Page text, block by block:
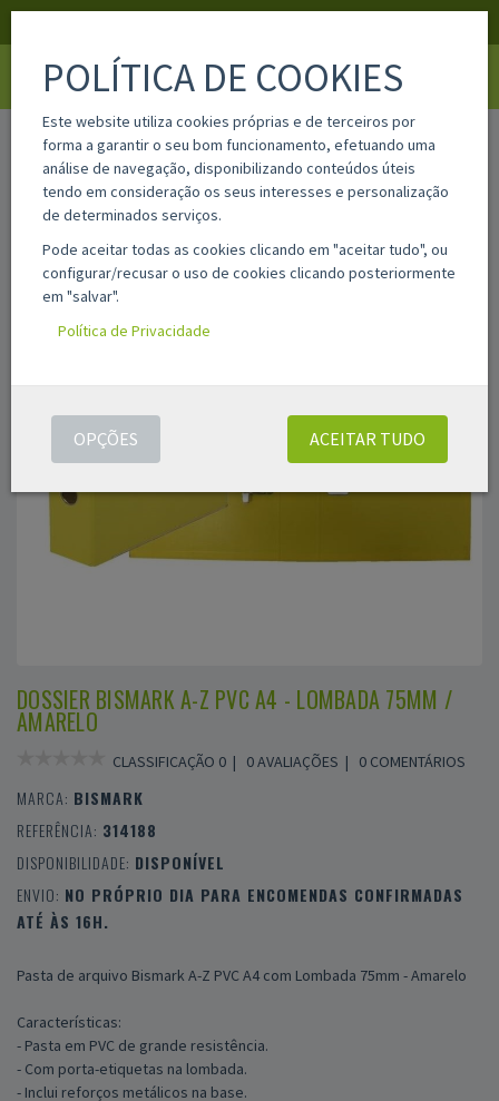
home 314188
DOSSIER BISMARK A-Z PVC A4 - LOMBADA 75MM /
AMARELO
CLASSIFICAÇÃO 0 | 0 AVALIAÇÕES | 0 COMENTÁRIOS
MARCA: BISMARK
REFERÊNCIA: 314188
DISPONIBILIDADE: DISPONÍVEL
ENVIO: NO PRÓPRIO DIA PARA ENCOMENDAS CONFIRMADAS
ATÉ ÀS 16H.
Pasta de arquivo Bismark A-Z PVC A4 com Lombada 75mm - Amarelo
Características:
- Pasta em PVC de grande resistência.
- Com porta-etiquetas na lombada.
- Inclui reforços metálicos na base.
POLÍTICA DE COOKIES
Este website utiliza cookies próprias e de terceiros por
forma a garantir o seu bom funcionamento, efetuando uma
análise de navegação, disponibilizando conteúdos úteis
tendo em consideração os seus interesses e personalização
de determinados serviços.
Pode aceitar todas as cookies clicando em "aceitar tudo", ou
configurar/recusar o uso de cookies clicando posteriormente
em "salvar".
Política de Privacidade
ACEITAR TUDO
OPÇÕES